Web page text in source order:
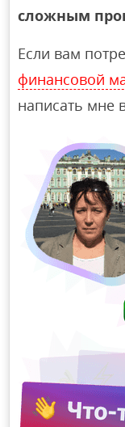
сложным
Если вам
финансовой
написать мне